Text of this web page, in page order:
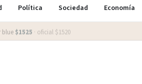
Política Sociedad Economía
blue $1525 · oficial $1520